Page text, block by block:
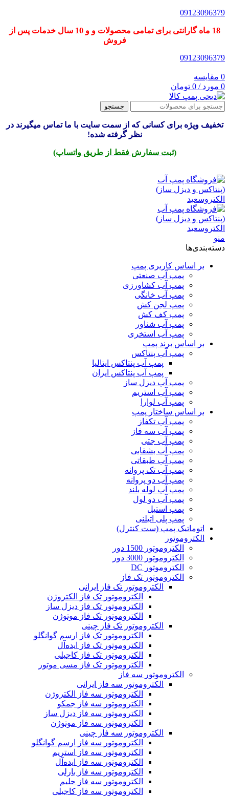
09123096379
18 ماه گارانتی برای تمامی محصولات و و 10 سال خدمات پس از
فروش
09123096379
0 مقایسه
0 مورد /
0 تومان
جستجو
تخفیف ویژه برای کسانی که از سمت سایت با ما تماس میگیرند در
نظر گرفته شده!
(ثبت سفارش فقط از طریق واتساپ)
منو
دسته‌بندی‌ها
بر اساس کاربری پمپ
پمپ آب صنعتی
پمپ آب کشاورزی
پمپ آب خانگی
پمپ لجن کش
پمپ کف کش
پمپ آب شناور
پمپ آب استخری
بر اساس برند پمپ
پمپ آب پنتاکس
پمپ آب پنتاکس ایتالیا
پمپ آب پنتاکس ایران
پمپ آب دیزل ساز
پمپ آب استریم
پمپ آب لوارا
بر اساس ساختار پمپ
پمپ آب تکفاز
پمپ آب سه فاز
پمپ آب جتی
پمپ آب بشقابی
پمپ آب طبقاتی
پمپ آب تک پروانه
پمپ آب دو پروانه
پمپ آب لوله بلند
پمپ آب دو لول
پمپ استیل
پمپ پلی اتیلنی
اتوماتیک پمپ (ست کنترل)
الکتروموتور
الکتروموتور 1500 دور
الکتروموتور 3000 دور
الکتروموتور DC
الکتروموتور تک فاز
الکتروموتور تک فاز ایرانی
الکتروموتور تک فاز الکتروژن
الکتروموتور تک فاز دیزل ساز
الکتروموتور تک فاز موتوژن
الکتروموتور تک فاز چینی
الکتروموتور تک فاز ارسم گوانگلو
الکتروموتور تک فاز ایده‌آل
الکتروموتور تک فاز کاجیلی
الکتروموتور تک فاز مسی موتور
الکتروموتور سه فاز
الکتروموتور سه فاز ایرانی
الکتروموتور سه فاز الکتروژن
الکتروموتور سه فاز جمکو
الکتروموتور سه فاز دیزل ساز
الکتروموتور سه فاز موتوژن
الکتروموتور سه فاز چینی
الکتروموتور سه فاز ارسم گوانگلو
الکتروموتور سه فاز استریم
الکتروموتور سه فاز ایده‌آل
الکتروموتور سه فاز بارلی
الکتروموتور سه فاز جلیم
الکتروموتور سه فاز کاجیلی